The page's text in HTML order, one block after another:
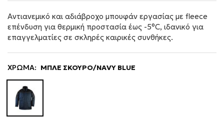
Αντιανεμικό και αδιάβροχο μπουφάν εργασίας με fleece
επένδυση για θερμική προστασία έως -5°C, ιδανικό για
επαγγελματίες σε σκληρές καιρικές συνθήκες.
ΧΡΩΜΑ: ΜΠΛΕ ΣΚΟΥΡΟ/NAVY BLUE